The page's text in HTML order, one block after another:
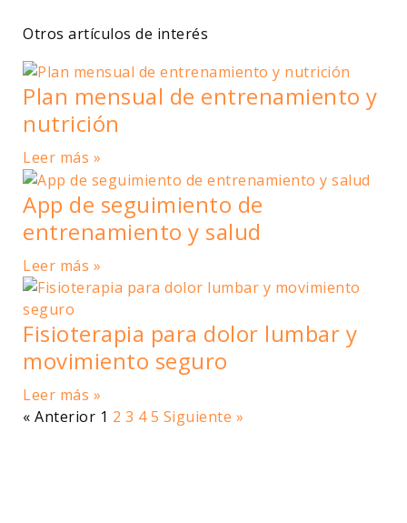
Otros artículos de interés
Plan mensual de entrenamiento y
nutrición
Leer más »
App de seguimiento de
entrenamiento y salud
Leer más »
Fisioterapia para dolor lumbar y
movimiento seguro
Leer más »
« Anterior 1 2 3 4 5 Siguiente »